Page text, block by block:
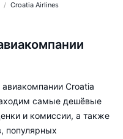
Croatia Airlines
Croatia
самые дешёвые
и комиссии, а также
популярных